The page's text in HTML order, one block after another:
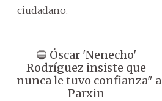
ciudadano.
🔵 Óscar 'Nenecho'
Rodríguez insiste que
"nunca le tuvo confianza" a
Parxin